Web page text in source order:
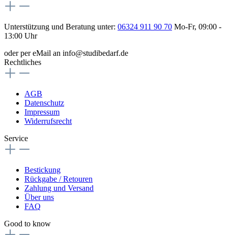
Unterstützung und Beratung unter: 06324 911 90 70 Mo-Fr, 09:00 -
13:00 Uhr
oder per eMail an info@studibedarf.de
Rechtliches
AGB
Datenschutz
Impressum
Widerrufsrecht
Service
Bestickung
Rückgabe / Retouren
Zahlung und Versand
Über uns
FAQ
Good to know